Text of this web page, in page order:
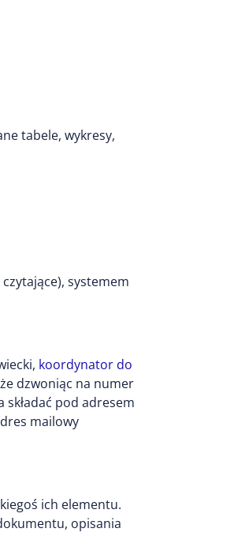
tabele, wykresy,
systemem
, koordynator do
dzwoniąc na numer
pod adresem
mailowy
ich elementu.
opisania